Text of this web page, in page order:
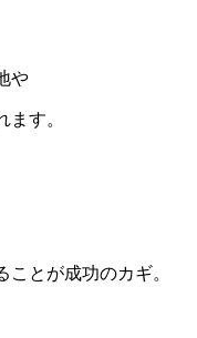
や
す。
とが成功のカギ。